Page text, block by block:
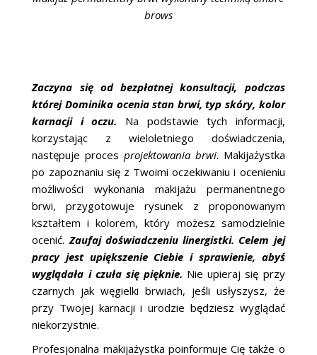
brows
Zaczyna się od bezpłatnej konsultacji, podczas
której Dominika ocenia stan brwi, typ skóry, kolor
karnacji i oczu.
Na podstawie tych informacji,
korzystając z wieloletniego doświadczenia,
następuje proces projektowania brwi. Makijażystka
po zapoznaniu się z Twoimi oczekiwaniu i ocenieniu
możliwości wykonania makijażu permanentnego
brwi, przygotowuje rysunek z proponowanym
kształtem i kolorem, który możesz samodzielnie
ocenić.Zaufaj doświadczeniu linergistki. Celem jej
pracy jest upiększenie Ciebie i sprawienie, abyś
wyglądała i czuła się pięknie. Nie upieraj się przy
czarnych jak węgielki brwiach, jeśli usłyszysz, że
przy Twojej karnacji i urodzie będziesz wyglądać
niekorzystnie.
Profesjonalna makijażystka poinformuje Cię także o